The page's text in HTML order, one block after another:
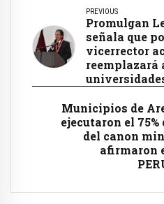
PREVIOUS
Promulgan
señala que
vicerrector
reemplazará
Municipios de
ejecutaron el 75%
del canon
afirmaron